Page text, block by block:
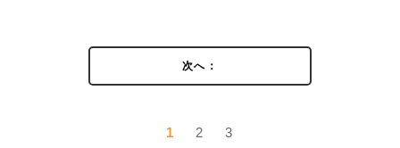
次へ：
1 2 3